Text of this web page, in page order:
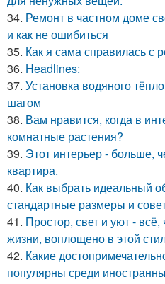
34. Ремонт в частном доме
и как не ошибиться
35. Как я сама справилась с
36. Headlines:
37. Установка водяного
шагом
38. Вам нравится, когда в
комнатные растения?
39. Этот интерьер - больше,
квартира.
40. Как выбрать идеальный
стандартные размеры и
41. Простор, свет и уют -
жизни, воплощено в этой
42. Какие
популярны среди